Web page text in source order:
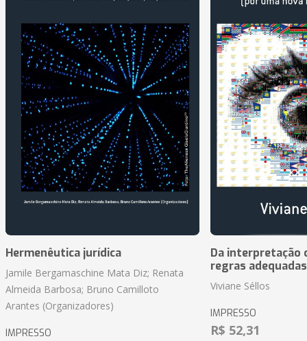
Hermenêutica jurídica
Jamile Bergamaschine Mata Diz; Renata
Almeida Barbosa; Bruno Camilloto
Arantes (Organizadores)
IMPRESSO
Da interpretação
regras
Viviane Séllos
IMPRESSO
R$ 52,31